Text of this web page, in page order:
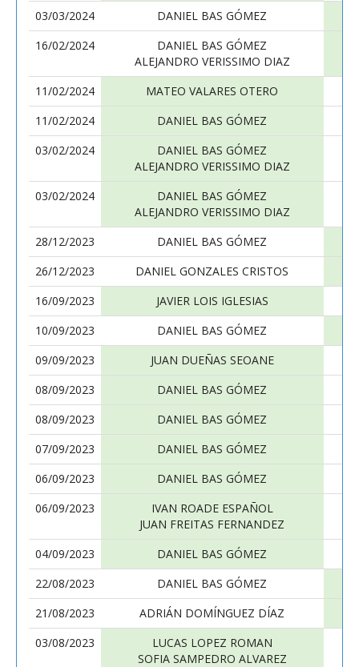
03/03/2024
DANIEL BAS GÓMEZ
16/02/2024
DANIEL BAS GÓMEZ
ALEJANDRO VERISSIMO DIAZ
11/02/2024
MATEO VALARES OTERO
11/02/2024
DANIEL BAS GÓMEZ
03/02/2024
DANIEL BAS GÓMEZ
ALEJANDRO VERISSIMO DIAZ
03/02/2024
DANIEL BAS GÓMEZ
ALEJANDRO VERISSIMO DIAZ
28/12/2023
DANIEL BAS GÓMEZ
26/12/2023
DANIEL GONZALES CRISTOS
16/09/2023
JAVIER LOIS IGLESIAS
10/09/2023
DANIEL BAS GÓMEZ
09/09/2023
JUAN DUEÑAS SEOANE
08/09/2023
DANIEL BAS GÓMEZ
08/09/2023
DANIEL BAS GÓMEZ
07/09/2023
DANIEL BAS GÓMEZ
06/09/2023
DANIEL BAS GÓMEZ
06/09/2023
IVAN ROADE ESPAÑOL
JUAN FREITAS FERNANDEZ
04/09/2023
DANIEL BAS GÓMEZ
22/08/2023
DANIEL BAS GÓMEZ
21/08/2023
ADRIÁN DOMÍNGUEZ DÍAZ
03/08/2023
LUCAS LOPEZ ROMAN
SOFIA SAMPEDRO ALVAREZ